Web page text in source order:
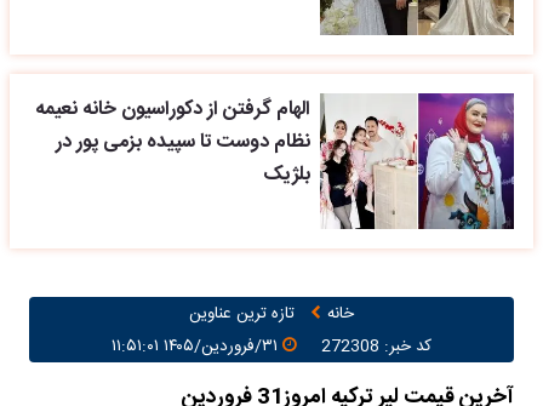
الهام گرفتن از دکوراسیون خانه نعیمه
نظام دوست تا سپیده بزمی پور در
بلژیک
خانه
تازه ترین عناوین
کد خبر: 272308
آخرین قیمت لیر ترکیه امروز31 فروردین